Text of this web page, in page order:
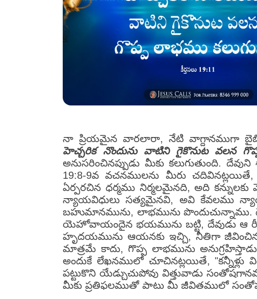
నా ప్రియమైన వారలారా, నేటి వాగ్దానముగా బైబిల్
హెచ్చరిక నొందును వాటిని గైకొనుట వలన
అనుసరించినప్పుడు మీకు కలుగుతుంది.
19:8-9వ వచనములను మీరు
ఏర్పరచిన ధర్మము నిర్మలమైనది, అది
న్యాయవిధులు సత్యమైనవి, అవి కేవలము
బహుమానమును, లాభమును పొందుచున్నాము.
యెహోవాయందైన భయమును బట్టి, దేవుడు ఆ
హృదయమును ఆయనకు ఇచ్చి, నీతిగా
మాత్రమే కాదు, గొప్ప లాభమును
అందుకే లేఖనములో చూచినట్లయితే, "కన్నీళ్లు
పట్టుకొని యేడ్చుచుపోవు విత్తువాడు
మీకు ప్రతిఫలముతో పాటు మీ జీవితములో